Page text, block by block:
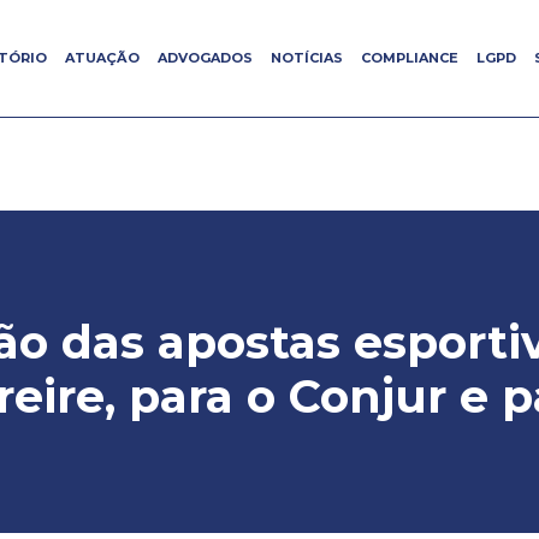
ATUAÇÃO ADVOGADOS NOTÍCIAS COMPLIANCE LGPD
ATUAÇÃO ADVOGADOS NOTÍCIAS COMPLIANCE LGPD
das apostas
para o Conjur e